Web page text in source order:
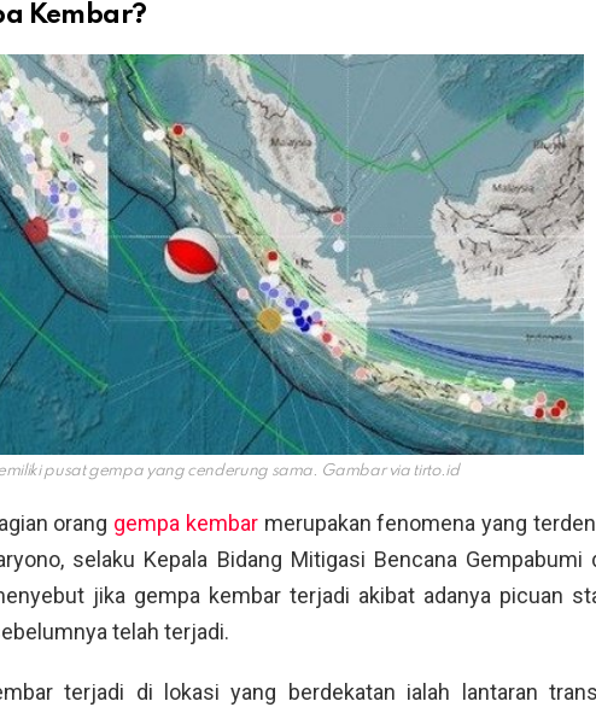
Kembar?
pusat gempa yang cenderung sama. Gambar via tirto.id
orang gempa kembarmerupakan fenomena yang
selaku Kepala Bidang Mitigasi Bencana Gempabumi
jika gempa kembar terjadi akibat adanya picuan
telah terjadi.
terjadi di lokasi yang berdekatan ialah lantaran